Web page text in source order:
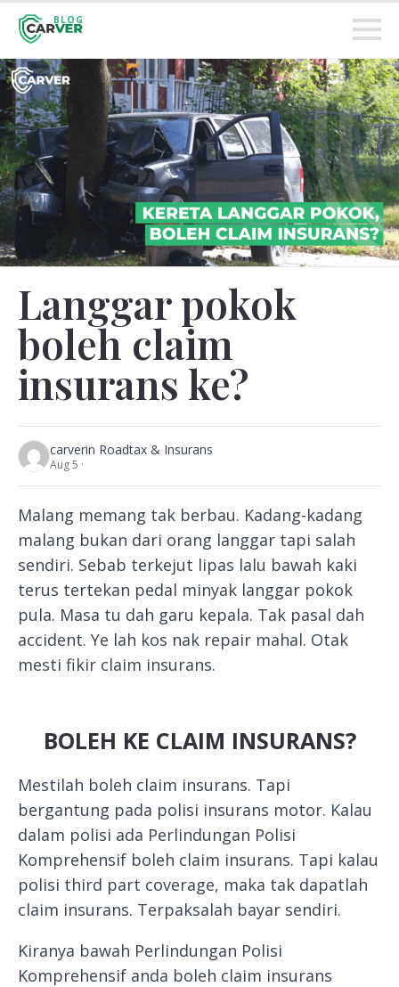
BLOG
Langgar pokok
boleh claim
insurans ke?
carverin Roadtax & Insurans
Aug 5 ·
Malang memang tak berbau. Kadang-kadang
malang bukan dari orang langgar tapi salah
sendiri. Sebab terkejut lipas lalu bawah kaki
terus tertekan pedal minyak langgar pokok
pula. Masa tu dah garu kepala. Tak pasal dah
accident. Ye lah kos nak repair mahal. Otak
mesti fikir claim insurans.
BOLEH KE CLAIM INSURANS?
Mestilah boleh claim insurans. Tapi
bergantung pada polisi insurans motor. Kalau
dalam polisi ada Perlindungan Polisi
Komprehensif boleh claim insurans. Tapi kalau
polisi third part coverage, maka tak dapatlah
claim insurans. Terpaksalah bayar sendiri.
Kiranya bawah Perlindungan Polisi
Komprehensif anda boleh claim insurans